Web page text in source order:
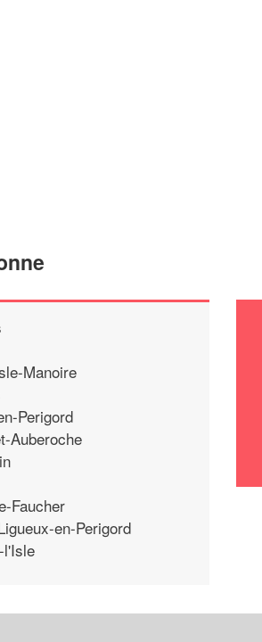
Manoire
Perigord
Auberoche
Faucher
en-Perigord
l'Isle